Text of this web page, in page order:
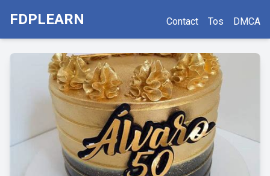
FDPLEARN Contact Tos DMCA